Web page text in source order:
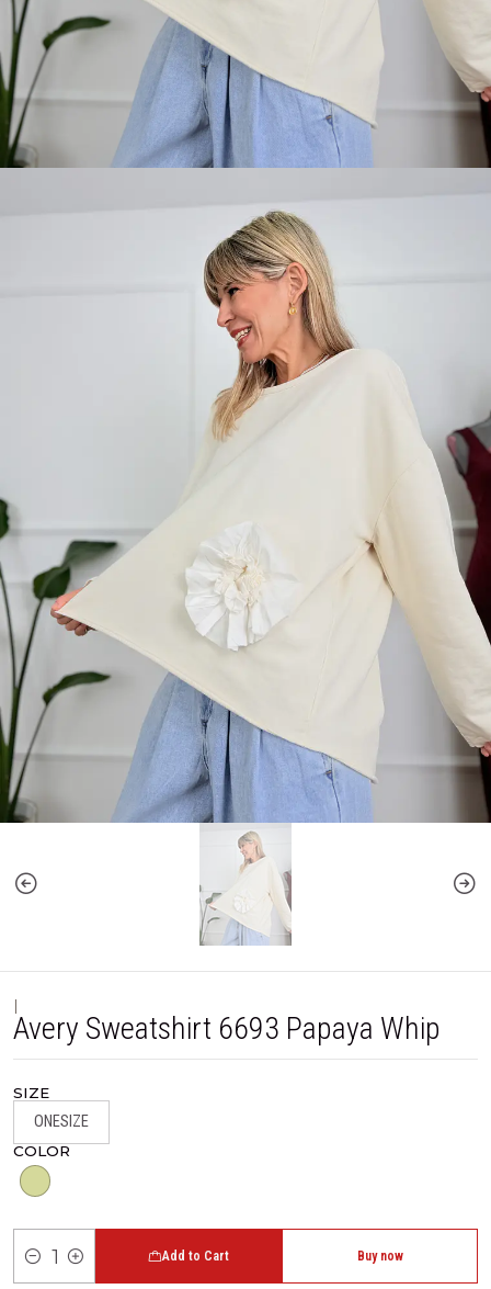
|
Avery Sweatshirt 6693 Papaya Whip
SIZE
ONESIZE
COLOR
Quantity
Add to Cart Buy now